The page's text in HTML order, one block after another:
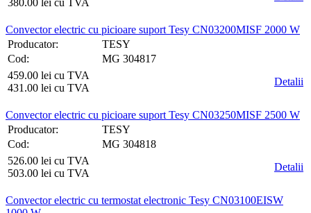
380.00 lei cu TVA
Convector electric cu picioare suport Tesy CN03200MISF 2000 W
Producator:
TESY
Cod:
MG 304817
459.00 lei cu TVA
431.00 lei cu TVA
Detalii
Convector electric cu picioare suport Tesy CN03250MISF 2500 W
Producator:
TESY
Cod:
MG 304818
526.00 lei cu TVA
503.00 lei cu TVA
Detalii
Convector electric cu termostat electronic Tesy CN03100EISW